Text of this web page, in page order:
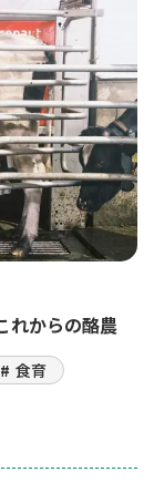
れからの酪農
食育